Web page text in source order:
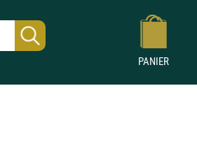
PANIER